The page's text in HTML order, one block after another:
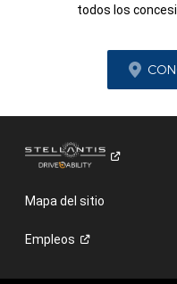
todos los
Mapa del sitio
Empleos